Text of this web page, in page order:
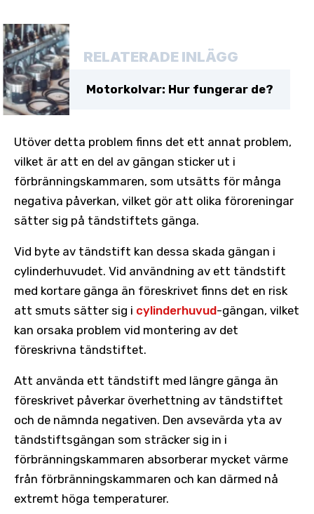
RELATERADE INLÄGG
Motorkolvar: Hur fungerar de?
Utöver detta problem finns det ett annat problem,
vilket är att en del av gängan sticker ut i
förbränningskammaren, som utsätts för många
negativa påverkan, vilket gör att olika föroreningar
sätter sig på tändstiftets gänga.
Vid byte av tändstift kan dessa skada gängan i
cylinderhuvudet. Vid användning av ett tändstift
med kortare gänga än föreskrivet finns det en risk
att smuts sätter sig i cylinderhuvud-gängan, vilket
kan orsaka problem vid montering av det
föreskrivna tändstiftet.
Att använda ett tändstift med längre gänga än
föreskrivet påverkar överhettning av tändstiftet
och de nämnda negativen. Den avsevärda yta av
tändstiftsgängan som sträcker sig in i
förbränningskammaren absorberar mycket värme
från förbränningskammaren och kan därmed nå
extremt höga temperaturer.